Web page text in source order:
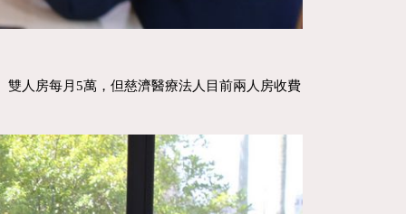
人房每月5萬，但慈濟醫療法人目前兩人房收費